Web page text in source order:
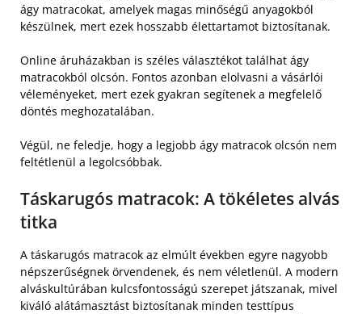
ágy matracokat, amelyek magas minőségű anyagokból
készülnek, mert ezek hosszabb élettartamot biztosítanak.
Online áruházakban is széles választékot találhat ágy
matracokból olcsón. Fontos azonban elolvasni a vásárlói
véleményeket, mert ezek gyakran segítenek a megfelelő
döntés meghozatalában.
Végül, ne feledje, hogy a legjobb ágy matracok olcsón nem
feltétlenül a legolcsóbbak.
Táskarugós matracok: A tökéletes alvás
titka
A táskarugós matracok az elmúlt években egyre nagyobb
népszerűségnek örvendenek, és nem véletlenül. A modern
alváskultúrában kulcsfontosságú szerepet játszanak, mivel
kiváló alátámasztást biztosítanak minden testtípus